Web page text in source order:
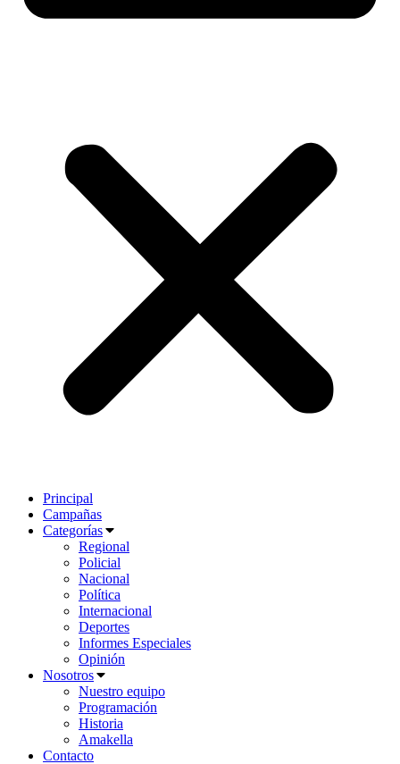
Principal
Campañas
Categorías
Regional
Policial
Nacional
Política
Internacional
Deportes
Informes Especiales
Opinión
Nosotros
Nuestro equipo
Programación
Historia
Amakella
Contacto